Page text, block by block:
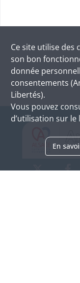
Ce site utilise des
son bon
donnée
consentements
Libertés).
Vous pouvez
d’utilisation sur le
En